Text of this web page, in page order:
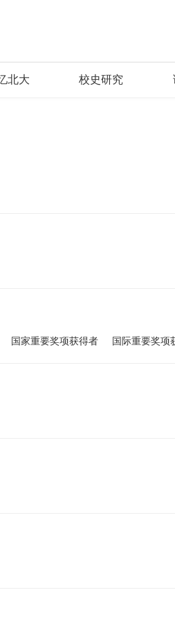
北大 校史研究
国家重要奖项获得者 国际重要奖项